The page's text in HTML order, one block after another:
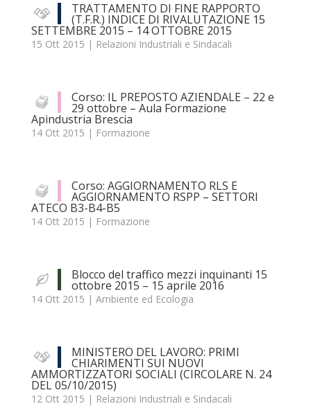
TRATTAMENTO DI FINE RAPPORTO
(T.F.R.) INDICE DI RIVALUTAZIONE 15
SETTEMBRE 2015 – 14 OTTOBRE 2015
15 Ott 2015 | Relazioni Industriali e Sindacali
Corso: IL PREPOSTO AZIENDALE – 22 e
29 ottobre – Aula Formazione
Apindustria Brescia
14 Ott 2015 | Formazione
Corso: AGGIORNAMENTO RLS E
AGGIORNAMENTO RSPP – SETTORI
ATECO B3-B4-B5
14 Ott 2015 | Formazione
Blocco del traffico mezzi inquinanti 15
ottobre 2015 – 15 aprile 2016
14 Ott 2015 | Ambiente ed Ecologia
MINISTERO DEL LAVORO: PRIMI
CHIARIMENTI SUI NUOVI
AMMORTIZZATORI SOCIALI (CIRCOLARE N. 24
DEL 05/10/2015)
12 Ott 2015 | Relazioni Industriali e Sindacali